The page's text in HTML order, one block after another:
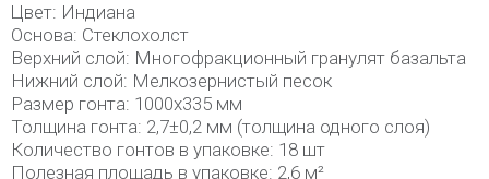
Цвет: Индиана
Основа: Стеклохолст
Верхний слой: Многофракционный гранулят базальта
Нижний слой: Мелкозернистый песок
Размер гонта: 1000х335 мм
Толщина гонта: 2,7±0,2 мм (толщина одного слоя)
Количество гонтов в упаковке: 18 шт
Полезная площадь в упаковке: 2,6 м²